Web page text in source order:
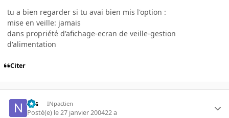
tu a bien regarder si tu avai bien mis l'option :
mise en veille: jamais
dans propriété d'afichage-ecran de veille-gestion
d'alimentation
Citer
Nis INpactien
Posté(e) le 27 janvier 200422 a